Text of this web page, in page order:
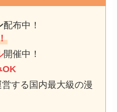
配布中！
開催中！
OK
する国内最大級の漫